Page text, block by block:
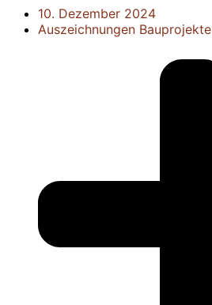
10. Dezember 2024
Auszeichnungen Bauprojekte